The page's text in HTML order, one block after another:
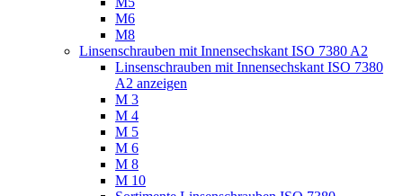
M6
M8
Linsenschrauben mit Innensechskant ISO 7380 A2
Linsenschrauben mit Innensechskant ISO 7380
A2 anzeigen
M 3
M 4
M 5
M 6
M 8
M 10